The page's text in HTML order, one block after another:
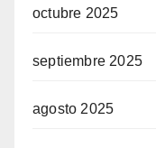
octubre 2025
septiembre 2025
agosto 2025